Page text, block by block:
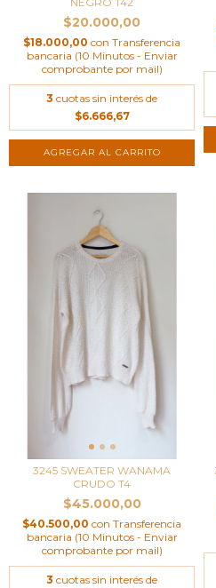
$20.000,00
$18.000,00 con Transferencia
bancaria (10 Minutos - Enviar
comprobante por mail)
3 cuotas sin interés de
$6.666,67
3245 SWEATER WANAMA
CRUDO T4
$45.000,00
$40.500,00 con Transferencia
bancaria (10 Minutos - Enviar
comprobante por mail)
3 cuotas sin interés de